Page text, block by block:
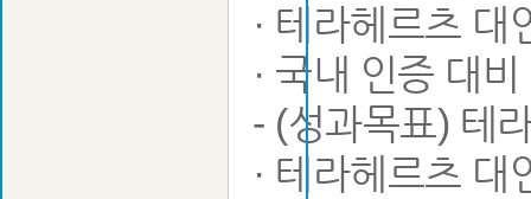
· 테라헤르츠
· 국내 인증 대
- (성과목표) 테
· 테라헤르츠